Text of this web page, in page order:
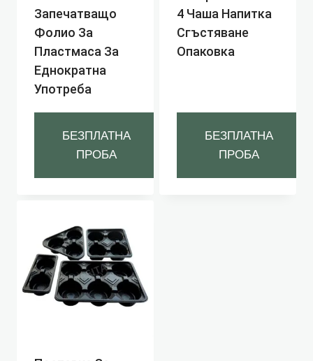
Запечатващо
Фолио За
Пластмаса За
Еднократна
Употреба
БЕЗПЛАТНА
ПРОБА
4 Чаша Напитка
Сгъстяване
Опаковка
БЕЗПЛАТНА
ПРОБА